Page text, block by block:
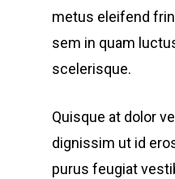
metus eleifend
sem in quam
scelerisque.
Quisque at dolor
dignissim ut id
purus feugiat